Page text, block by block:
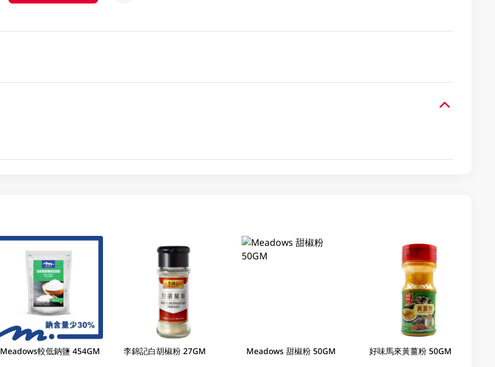
Meadows較低鈉鹽 454GM 李錦記白胡椒粉 27GM Meadows 甜椒粉 50GM 好味馬來黃薑粉 50GM